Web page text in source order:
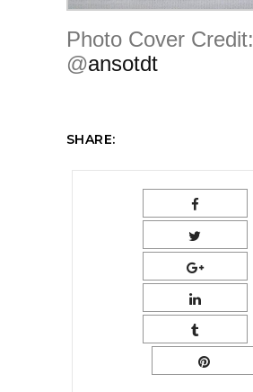
Photo Cover Credit:
@ansotdt
SHARE: